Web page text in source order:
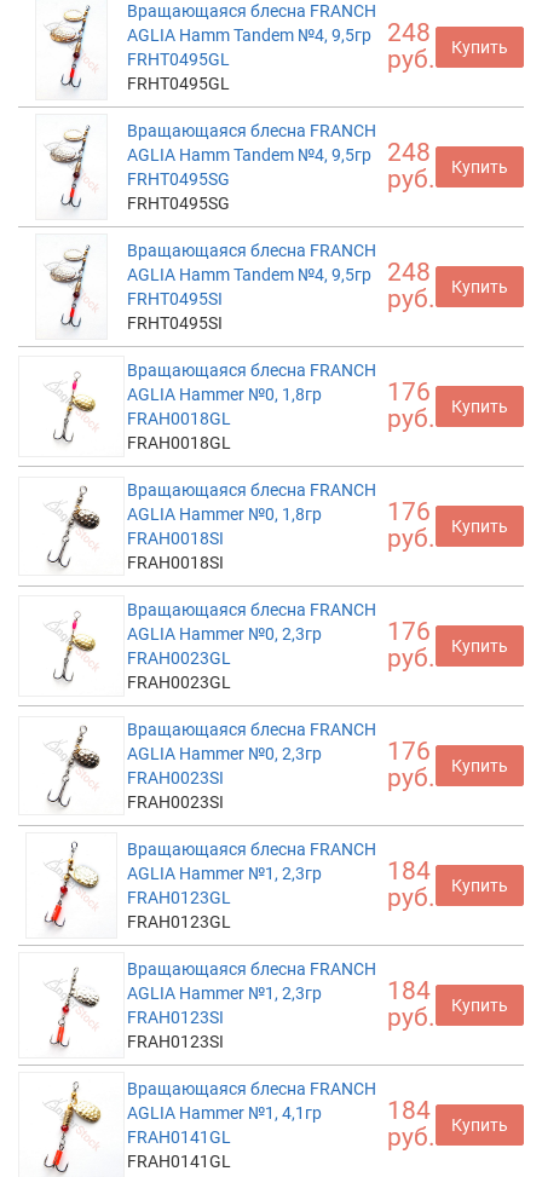
Вращающаяся блесна FRANCH
AGLIA Hamm Tandem №4, 9,5гр
FRHT0495GL
FRHT0495GL
248
руб.
Купить
Вращающаяся блесна FRANCH
AGLIA Hamm Tandem №4, 9,5гр
FRHT0495SG
FRHT0495SG
248
руб.
Купить
Вращающаяся блесна FRANCH
AGLIA Hamm Tandem №4, 9,5гр
FRHT0495SI
FRHT0495SI
248
руб.
Купить
Вращающаяся блесна FRANCH
AGLIA Hammer №0, 1,8гр
FRAH0018GL
FRAH0018GL
176
руб.
Купить
Вращающаяся блесна FRANCH
AGLIA Hammer №0, 1,8гр
FRAH0018SI
FRAH0018SI
176
руб.
Купить
Вращающаяся блесна FRANCH
AGLIA Hammer №0, 2,3гр
FRAH0023GL
FRAH0023GL
176
руб.
Купить
Вращающаяся блесна FRANCH
AGLIA Hammer №0, 2,3гр
FRAH0023SI
FRAH0023SI
176
руб.
Купить
Вращающаяся блесна FRANCH
AGLIA Hammer №1, 2,3гр
FRAH0123GL
FRAH0123GL
184
руб.
Купить
Вращающаяся блесна FRANCH
AGLIA Hammer №1, 2,3гр
FRAH0123SI
FRAH0123SI
184
руб.
Купить
Вращающаяся блесна FRANCH
AGLIA Hammer №1, 4,1гр
FRAH0141GL
FRAH0141GL
184
руб.
Купить